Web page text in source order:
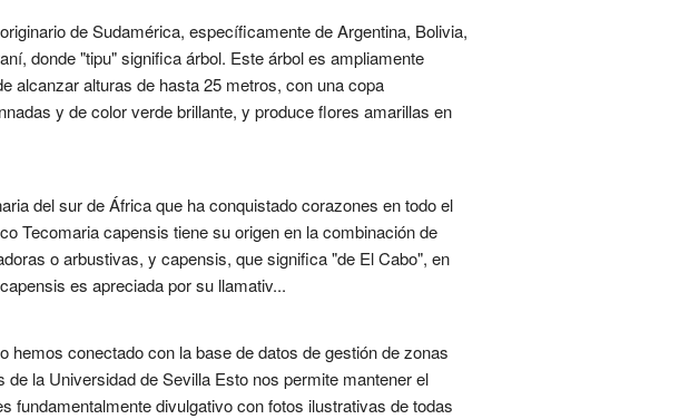
de Sudamérica, específicamente de Argentina, Bolivia,
donde "tipu" significa árbol. Este árbol es ampliamente
alcanzar alturas de hasta 25 metros, con una copa
y de color verde brillante, y produce flores amarillas en
del sur de África que ha conquistado corazones en todo el
Tecomaria capensis tiene su origen en la combinación de
o arbustivas, y capensis, que significa "de El Cabo", en
es apreciada por su llamativ...
hemos conectado con la base de datos de gestión de zonas
la Universidad de Sevilla Esto nos permite mantener el
fundamentalmente divulgativo con fotos ilustrativas de todas